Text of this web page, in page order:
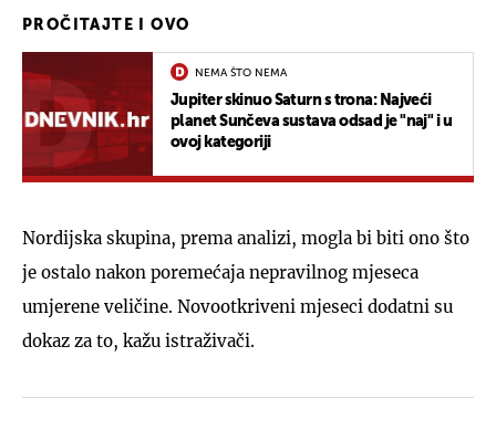
PROČITAJTE I OVO
NEMA ŠTO NEMA
Jupiter skinuo Saturn s trona: Najveći
planet Sunčeva sustava odsad je "naj" i u
ovoj kategoriji
Nordijska skupina, prema analizi, mogla bi biti ono što
je ostalo nakon poremećaja nepravilnog mjeseca
umjerene veličine. Novootkriveni mjeseci dodatni su
dokaz za to, kažu istraživači.